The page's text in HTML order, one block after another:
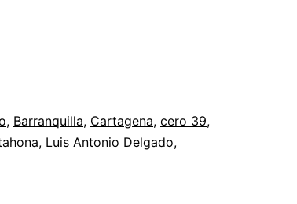
, Barranquilla, Cartagena, cero 39,
, Luis Antonio Delgado,